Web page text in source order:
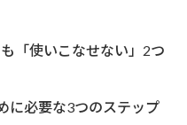
「使いこなせない」2つ
に必要な3つのステップ